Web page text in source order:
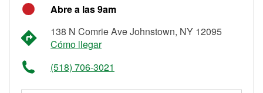
Abre a las 9am
138 N Comrie Ave Johnstown, NY 12095
Cómo llegar
(518) 706-3021